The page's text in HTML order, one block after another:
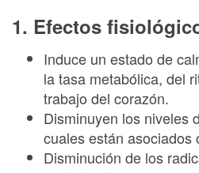
1. Efectos
Induce un estado de
la tasa metabólica, del
trabajo del corazón.
Disminuyen los niveles
cuales están asociados
Disminución de los